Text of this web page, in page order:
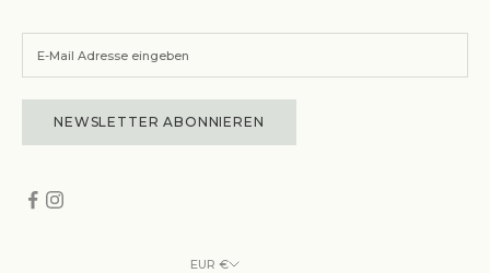
NEWSLETTER ABONNIEREN
EUR €